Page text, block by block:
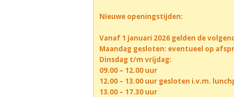
Nieuwe openingstijden:
Vanaf 1 januari 2026 gelden de
Maandag gesloten: eventueel op
Dinsdag t/m vrijdag:
09.00 – 12.00 uur
12.00 – 13.00 uur gesloten i.v.m.
13.00 – 17.30 uur